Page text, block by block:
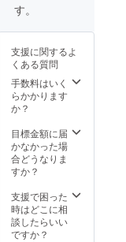
す。
支援に関するよ
くある質問
手数料はいく
らかかります
か？
目標金額に届
かなかった場
合どうなりま
すか？
支援で困った
時はどこに相
談したらいい
ですか？